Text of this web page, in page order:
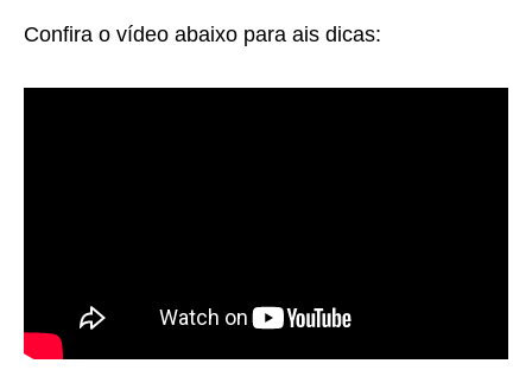
Confira o vídeo abaixo para ais dicas: